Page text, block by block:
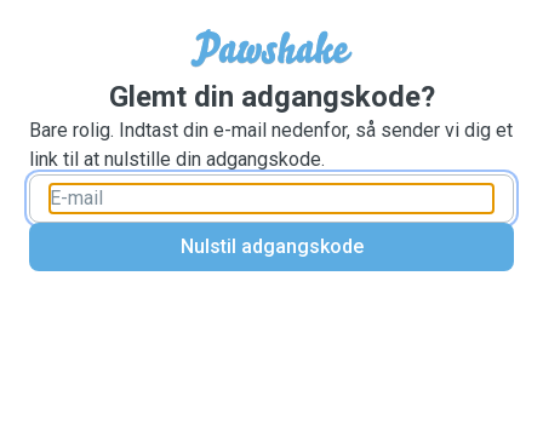
Glemt din adgangskode?
Bare rolig. Indtast din e-mail nedenfor, så sender vi dig et
link til at nulstille din adgangskode.
Nulstil adgangskode